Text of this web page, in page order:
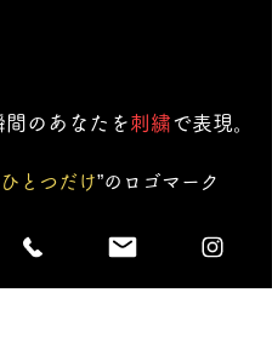
間のあなたを刺繍で表現。
とつだけ”のロゴマーク
今の状態を表すオリジナル